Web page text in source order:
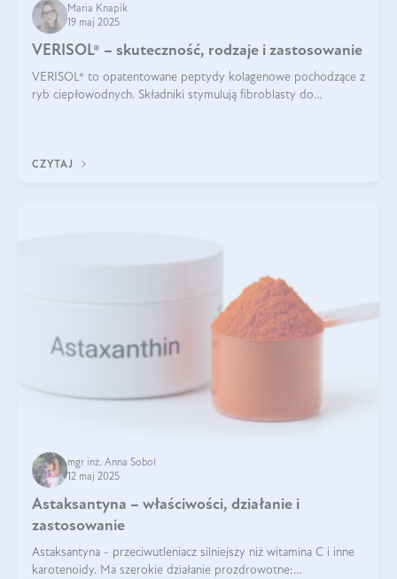
Maria Knapik
19 maj 2025
VERISOL® – skuteczność, rodzaje i zastosowanie
VERISOL® to opatentowane peptydy kolagenowe pochodzące z
ryb ciepłowodnych. Składniki stymulują fibroblasty do
CZYTAJ
mgr inż. Anna Sobol
12 maj 2025
Astaksantyna – właściwości, działanie i
zastosowanie
Astaksantyna - przeciwutleniacz silniejszy niż witamina C i inne
karotenoidy. Ma szerokie działanie prozdrowotne: